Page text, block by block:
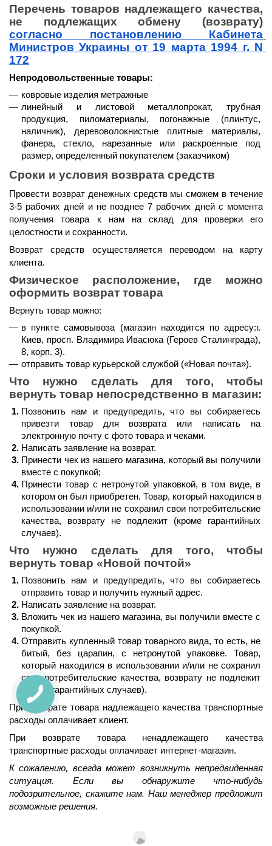
Перечень товаров надлежащего качества,
согласно постановлению Кабинета
Министров Украины от 19 марта 1994 г. N
172
Непродовольственные товары:
ковровые изделия метражные
линейный и листовой металлопрокат, трубная
продукция, пиломатериалы, погонажные (плинтус,
наличник), деревоволокнистые плитные материалы,
фанера, стекло, нарезанные или раскроенные под
размер, определенный покупателем (заказчиком)
Сроки и условия возврата средств
Провести возврат денежных средств мы сможем в течение
3-5 рабочих дней и не позднее 7 рабочих дней с момента
получения товара к нам на склад для проверки его
целостности и сохранности.
Возврат средств осуществляется переводом на карту
клиента.
Физическое расположение, где можно
оформить возврат товара
Вернуть товар можно:
в пункте самовывоза (магазин находится по адресу:г.
Киев, просп. Владимира Ивасюка (Героев Сталинграда),
8, корп. 3).
отправить товар курьерской службой («Новая почта»).
Что нужно сделать для того, чтобы
вернуть товар непосредственно в магазин:
Позвонить нам и предупредить, что вы собираетесь
привезти товар для возврата или написать на
электронную почту с фото товара и чеками.
Написать заявление на возврат.
Принести чек из нашего магазина, который вы получили
вместе с покупкой;
Принести товар с нетронутой упаковкой, в том виде, в
котором он был приобретен. Товар, который находился в
использовании и/или не сохранил свои потребительские
качества, возврату не подлежит (кроме гарантийных
случаев).
Что нужно сделать для того, чтобы
вернуть товар «Новой почтой»
Позвонить нам и предупредить, что вы собираетесь
отправить товар и получить нужный адрес.
Написать заявление на возврат.
Вложить чек из нашего магазина, вы получили вместе с
покупкой.
Отправить купленный товар товарного вида, то есть, не
битый, без царапин, с нетронутой упаковке. Товар,
который находился в использовании и/или не сохранил
свои потребительские качества, возврату не подлежит
(кроме гарантийных случаев).
При возврате товара надлежащего качества транспортные
расходы оплачивает клиент.
При возврате товара ненадлежащего качества
транспортные расходы оплачивает интернет-магазин.
К сожалению, всегда может возникнуть непредвиденная
ситуация. Если вы обнаружите что-нибудь
подозрительное, скажите нам. Наш менеджер предложит
возможные решения.